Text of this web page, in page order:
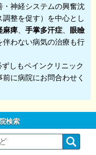
神経システムの興奮沈
整を促す）を中心とし
麻痺 手掌多汗症
眼瞼
伴わない病気の治療も行
しもペインクリニック
に病院にお問合わせく
検索